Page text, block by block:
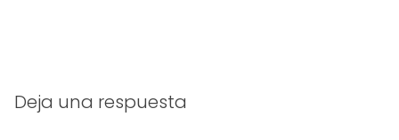
Deja una respuesta